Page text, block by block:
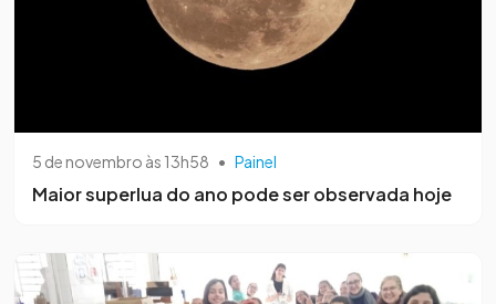
5 de novembro às 13h58 • Painel
Maior superlua do ano pode ser observada hoje